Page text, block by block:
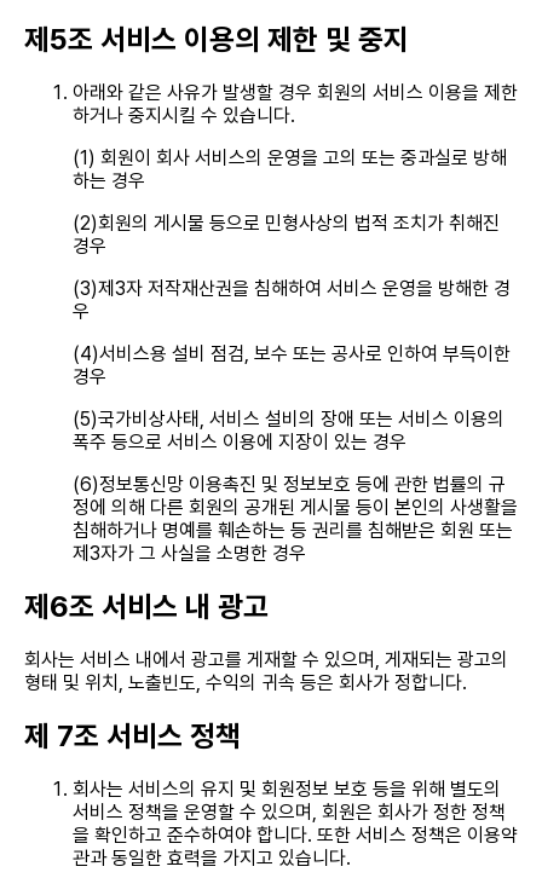
제5조 서비스 이용의 제한 및 중지
아래와 같은 사유가 발생할 경우 회원의 서비스 이용을 제한
하거나 중지시킬 수 있습니다.
(1) 회원이 회사 서비스의 운영을 고의 또는 중과실로 방해
하는 경우
(2)회원의 게시물 등으로 민형사상의 법적 조치가 취해진
경우
(3)제3자 저작재산권을 침해하여 서비스 운영을 방해한 경
우
(4)서비스용 설비 점검, 보수 또는 공사로 인하여 부득이한
경우
(5)국가비상사태, 서비스 설비의 장애 또는 서비스 이용의
폭주 등으로 서비스 이용에 지장이 있는 경우
(6)정보통신망 이용촉진 및 정보보호 등에 관한 법률의 규
정에 의해 다른 회원의 공개된 게시물 등이 본인의 사생활을
침해하거나 명예를 훼손하는 등 권리를 침해받은 회원 또는
제3자가 그 사실을 소명한 경우
제6조 서비스 내 광고
회사는 서비스 내에서 광고를 게재할 수 있으며, 게재되는 광고의
형태 및 위치, 노출빈도, 수익의 귀속 등은 회사가 정합니다.
제 7조 서비스 정책
회사는 서비스의 유지 및 회원정보 보호 등을 위해 별도의
서비스 정책을 운영할 수 있으며, 회원은 회사가 정한 정책
을 확인하고 준수하여야 합니다. 또한 서비스 정책은 이용약
관과 동일한 효력을 가지고 있습니다.